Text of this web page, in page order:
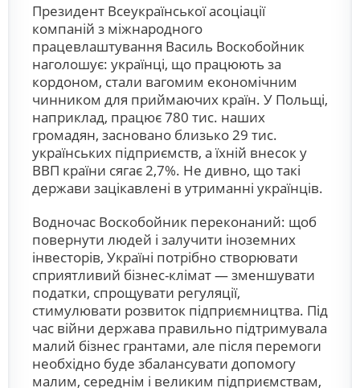
Президент Всеукраїнської асоціації
компаній з міжнародного
працевлаштування Василь Воскобойник
наголошує: українці, що працюють за
кордоном, стали вагомим економічним
чинником для приймаючих країн. У Польщі,
наприклад, працює 780 тис. наших
громадян, засновано близько 29 тис.
українських підприємств, а їхній внесок у
ВВП країни сягає 2,7%. Не дивно, що такі
держави зацікавлені в утриманні українців.
Водночас Воскобойник переконаний: щоб
повернути людей і залучити іноземних
інвесторів, Україні потрібно створювати
сприятливий бізнес-клімат — зменшувати
податки, спрощувати регуляції,
стимулювати розвиток підприємництва. Під
час війни держава правильно підтримувала
малий бізнес грантами, але після перемоги
необхідно буде збалансувати допомогу
малим, середнім і великим підприємствам,